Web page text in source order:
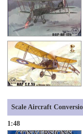
Scale Aircraft
1:48